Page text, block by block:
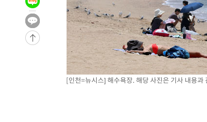
[인천=뉴시스] 해수욕장. 해당 사진은 기사 내용